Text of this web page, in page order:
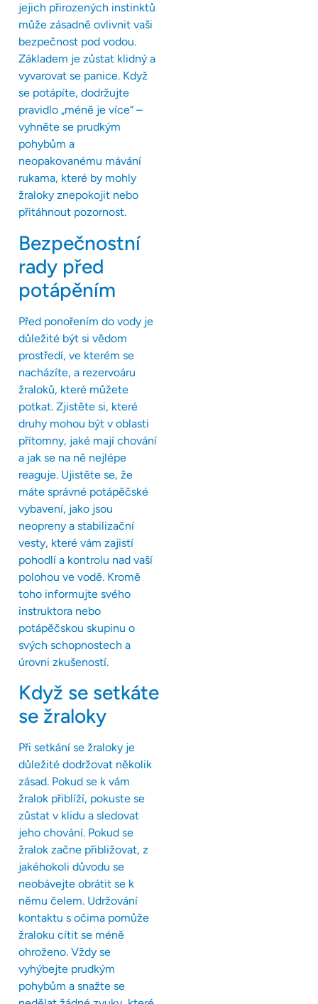
jejich přirozených instinktů
může zásadně ovlivnit vaši
bezpečnost pod vodou.
Základem je zůstat klidný a
vyvarovat se panice. Když
se potápíte, dodržujte
pravidlo „méně je více“ –
vyhněte se prudkým
pohybům a
neopakovanému mávání
rukama, které by mohly
žraloky znepokojit nebo
přitáhnout pozornost.
Bezpečnostní
rady před
potápěním
Před ponořením do vody je
důležité být si vědom
prostředí, ve kterém se
nacházíte, a rezervoáru
žraloků, které můžete
potkat. Zjistěte si, které
druhy mohou být v oblasti
přítomny, jaké mají chování
a jak se na ně nejlépe
reaguje. Ujistěte se, že
máte správné potápěčské
vybavení, jako jsou
neopreny a stabilizační
vesty, které vám zajistí
pohodlí a kontrolu nad vaší
polohou ve vodě. Kromě
toho informujte svého
instruktora nebo
potápěčskou skupinu o
svých schopnostech a
úrovni zkušeností.
Když se setkáte
se žraloky
Při setkání se žraloky je
důležité dodržovat několik
zásad. Pokud se k vám
žralok přiblíží, pokuste se
zůstat v klidu a sledovat
jeho chování. Pokud se
žralok začne přibližovat, z
jakéhokoli důvodu se
neobávejte obrátit se k
němu čelem. Udržování
kontaktu s očima pomůže
žraloku cítit se méně
ohroženo. Vždy se
vyhýbejte prudkým
pohybům a snažte se